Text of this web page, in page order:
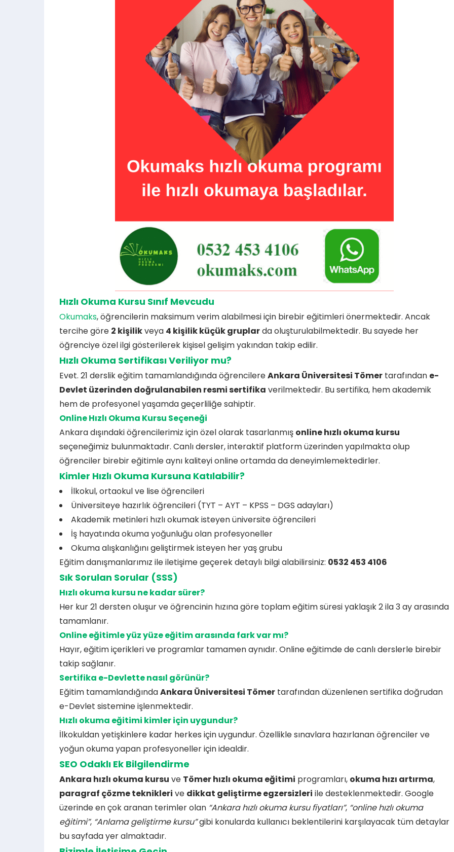
Hızlı Okuma Kursu Sınıf Mevcudu
Okumaks, öğrencilerin maksimum verim alabilmesi için birebir eğitimleri önermektedir. Ancak
tercihe göre 2 kişilikveya 4 kişilik küçük gruplarda oluşturulabilmektedir. Bu sayede her
öğrenciye özel ilgi gösterilerek kişisel gelişim yakından takip edilir.
Hızlı Okuma Sertifikası Veriliyor mu?
Evet. 21 derslik eğitim tamamlandığında öğrencilereAnkara Üniversitesi Tömer tarafından e-
Devlet üzerinden doğrulanabilen resmi sertifika verilmektedir. Bu sertifika, hem akademik
hem de profesyonel yaşamda geçerliliğe sahiptir.
Online Hızlı Okuma Kursu Seçeneği
Ankara dışındaki öğrencilerimiz için özel olarak tasarlanmış online hızlı okuma kursu
seçeneğimiz bulunmaktadır. Canlı dersler, interaktif platform üzerinden yapılmakta olup
öğrenciler birebir eğitimle aynı kaliteyi online ortamda da deneyimlemektedirler.
Kimler Hızlı Okuma Kursuna Katılabilir?
İlkokul, ortaokul ve lise öğrencileri
Üniversiteye hazırlık öğrencileri (TYT – AYT – KPSS – DGS adayları)
Akademik metinleri hızlı okumak isteyen üniversite öğrencileri
İş hayatında okuma yoğunluğu olan profesyoneller
Okuma alışkanlığını geliştirmek isteyen her yaş grubu
Eğitim danışmanlarımız ile iletişime geçerek detaylı bilgi alabilirsiniz: 0532 453 4106
Sık Sorulan Sorular (SSS)
Hızlı okuma kursu ne kadar sürer?
Her kur 21 dersten oluşur ve öğrencinin hızına göre toplam eğitim süresi yaklaşık 2 ila 3 ay arasında
tamamlanır.
Online eğitimle yüz yüze eğitim arasında fark var mı?
Hayır, eğitim içerikleri ve programlar tamamen aynıdır. Online eğitimde de canlı derslerle birebir
takip sağlanır.
Sertifika e-Devlette nasıl görünür?
Eğitim tamamlandığındaAnkara Üniversitesi Tömer tarafından düzenlenen sertifika doğrudan
e-Devlet sistemine işlenmektedir.
Hızlı okuma eğitimi kimler için uygundur?
İlkokuldan yetişkinlere kadar herkes için uygundur. Özellikle sınavlara hazırlanan öğrenciler ve
yoğun okuma yapan profesyoneller için idealdir.
SEO Odaklı Ek Bilgilendirme
Ankara hızlı okuma kursu ve Tömer hızlı okuma eğitimi programları, okuma hızı artırma,
paragraf çözme teknikleri ve dikkat geliştirme egzersizleri ile desteklenmektedir. Google
üzerinde en çok aranan terimler olan “Ankara hızlı okuma kursu fiyatları”, “online hızlı okuma
eğitimi”, “Anlama geliştirme kursu”gibi konularda kullanıcı beklentilerini karşılayacak tüm detaylar
bu sayfada yer almaktadır.